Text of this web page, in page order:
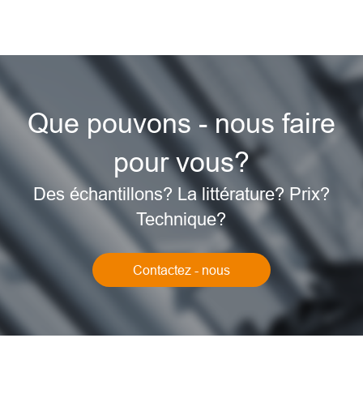
Que pouvons - nous faire
pour vous?
Des échantillons? La littérature? Prix?
Technique?
Contactez - nous